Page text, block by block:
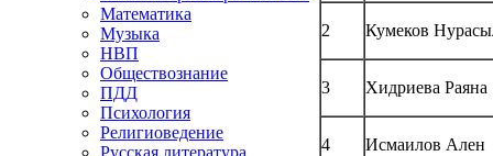
Математика
Музыка
НВП
Обществознание
ПДД
Психология
Религиоведение
Русская литература
2 Кумеков
3 Хидриева Раяна
4 Исмаилов Ален